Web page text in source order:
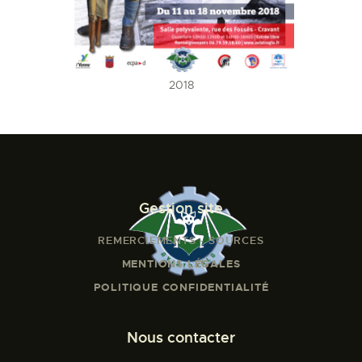
2018
Gestion site
REMERCIEMENTS - SOURCES
MENTIONS LÉGALES
POLITIQUE CONFIDENTIALITÉ
Nous contacter